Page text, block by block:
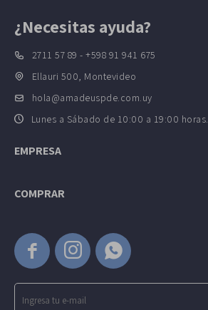
  
¿Necesitas ayuda?
2711 57 89 - +598 91 941 675
Ellauri 500, Montevideo
hola@amadeuspde.com.uy
Lunes a Sábado de 10:00 a 19:00 horas.
EMPRESA
COMPRAR